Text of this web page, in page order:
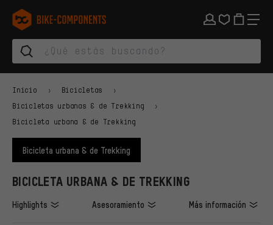
Saltar a la navegación principal
Saltar a la navegación de categorías
Saltar al contenido
Saltar a marcas y al boletín
Saltar al pie de página
bike-components.de Página de inicio
Inicio Bicicletas
Bicicletas urbanas & de Trekking
Bicicleta urbana & de Trekking
Bicicleta urbana & de Trekking
BICICLETA URBANA & DE TREKKING
Highlights Asesoramiento Más información